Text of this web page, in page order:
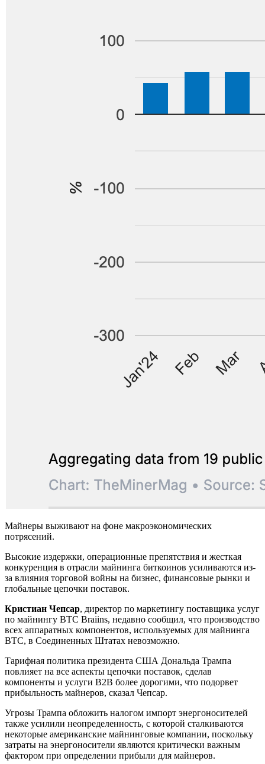
Майнеры выживают на фоне макроэкономических
потрясений.
Высокие издержки, операционные препятствия и жесткая
конкуренция в отрасли майнинга биткоинов усиливаются из-
за влияния торговой войны на бизнес, финансовые рынки и
глобальные цепочки поставок.
Кристиан Чепсар, директор по маркетингу поставщика услуг
по майнингу BTC Braiins, недавно сообщил, что производство
всех аппаратных компонентов, используемых для майнинга
BTC, в Соединенных Штатах невозможно.
Тарифная политика президента США Дональда Трампа
повлияет на все аспекты цепочки поставок, сделав
компоненты и услуги B2B более дорогими, что подорвет
прибыльность майнеров, сказал Чепсар.
Угрозы Трампа обложить налогом импорт энергоносителей
также усилили неопределенность, с которой сталкиваются
некоторые американские майнинговые компании, поскольку
затраты на энергоносители являются критически важным
фактором при определении прибыли для майнеров.